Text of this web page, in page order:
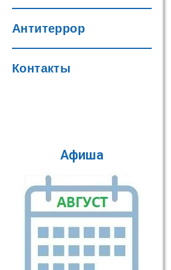
Антитеррор
Контакты
Афиша